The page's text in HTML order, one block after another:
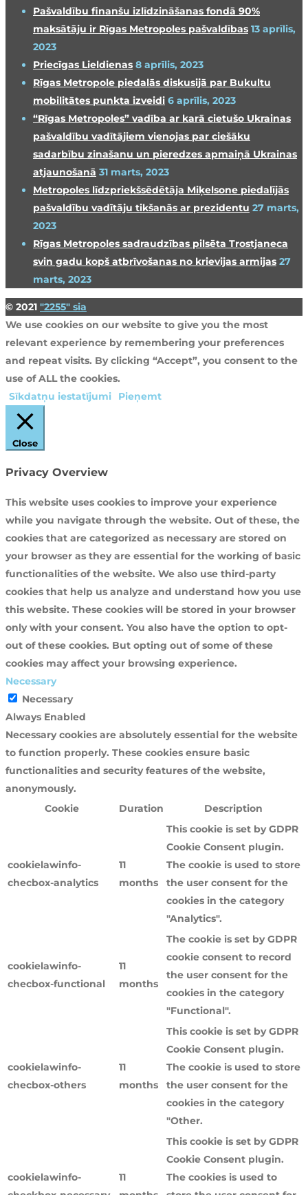
Pašvaldību finanšu izlīdzināšanas fondā 90%
maksātāju ir Rīgas Metropoles pašvaldības 13 aprīlis,
2023
Priecīgas Lieldienas 8 aprīlis, 2023
Rīgas Metropole piedalās diskusijā par Bukultu
mobilitātes punkta izveidi 6 aprīlis, 2023
“Rīgas Metropoles” vadība ar karā cietušo Ukrainas
pašvaldību vadītājiem vienojas par ciešāku
sadarbību zinašanu un pieredzes apmaiņā Ukrainas
atjaunošanā 31 marts, 2023
Metropoles līdzpriekšsēdētāja Miķelsone piedalījās
pašvaldību vadītāju tikšanās ar prezidentu 27 marts,
2023
Rīgas Metropoles sadraudzības pilsēta Trostjaneca
svin gadu kopš atbrīvošanas no krievijas armijas 27
marts, 2023
© 2021 "2255" sia
We use cookies on our website to give you the most
relevant experience by remembering your preferences
and repeat visits. By clicking “Accept”, you consent to the
use of ALL the cookies.
Sīkdatņu iestatījumi
Pieņemt
Close
Privacy Overview
This website uses cookies to improve your experience
while you navigate through the website. Out of these, the
cookies that are categorized as necessary are stored on
your browser as they are essential for the working of basic
functionalities of the website. We also use third-party
cookies that help us analyze and understand how you use
this website. These cookies will be stored in your browser
only with your consent. You also have the option to opt-
out of these cookies. But opting out of some of these
cookies may affect your browsing experience.
Necessary
Necessary
Always Enabled
Necessary cookies are absolutely essential for the website
to function properly. These cookies ensure basic
functionalities and security features of the website,
anonymously.
Cookie
Duration Description
cookielawinfo-
checbox-analytics
11
months
This cookie is set by GDPR
Cookie Consent plugin.
The cookie is used to store
the user consent for the
cookies in the category
"Analytics".
cookielawinfo-
checbox-functional
11
months
The cookie is set by GDPR
cookie consent to record
the user consent for the
cookies in the category
"Functional".
cookielawinfo-
checbox-others
11
months
This cookie is set by GDPR
Cookie Consent plugin.
The cookie is used to store
the user consent for the
cookies in the category
"Other.
cookielawinfo-
11
This cookie is set by GDPR
Cookie Consent plugin.
The cookies is used to